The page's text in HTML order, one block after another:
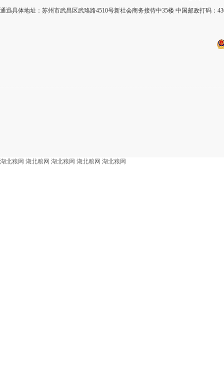
通迅具体地址：苏州市武昌区武珞路4510号新社会商务接待中35楼 中国邮政打码：
湖北粮网 湖北粮网 湖北粮网 湖北粮网 湖北粮网